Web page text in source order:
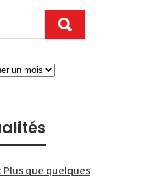
Plus que quelques